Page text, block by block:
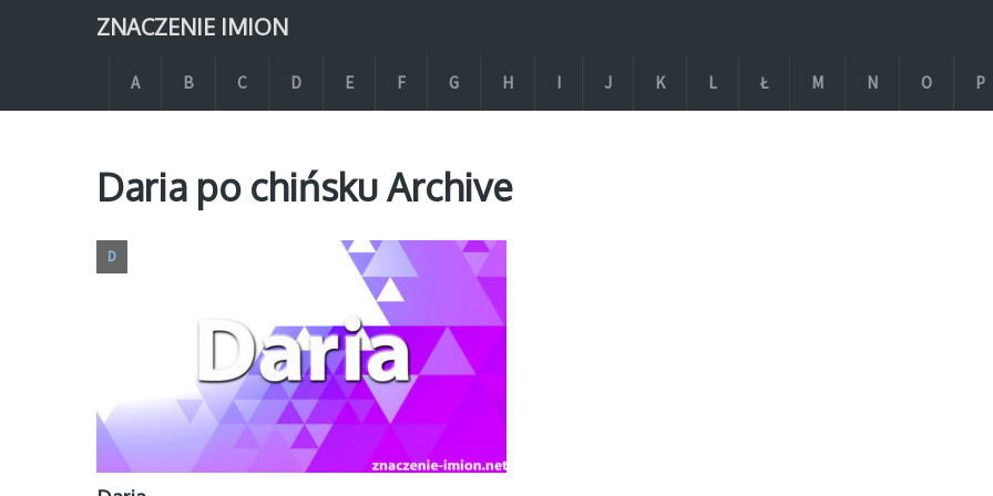
ZNACZENIE IMION
A B C D E F G H I J K L Ł M N O P
Daria po chińsku Archive
D